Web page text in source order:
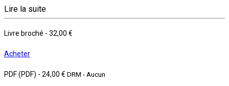
Lire la suite
Livre broché - 32,00 €
Acheter
PDF (PDF) - 24,00 € DRM - Aucun